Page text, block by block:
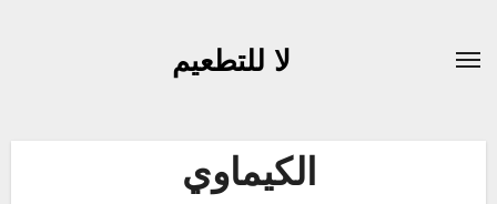
لا للتطعيم
الكيماوي